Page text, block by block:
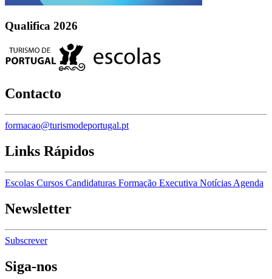
Qualifica 2026
Contacto
formacao@turismodeportugal.pt
Links Rápidos
Escolas Cursos Candidaturas Formação Executiva Notícias Agenda
Newsletter
Subscrever
Siga-nos